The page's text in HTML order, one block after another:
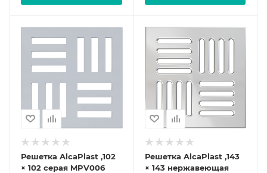
Решетка AlcaPlast ,102
× 102 серая MPV006
Решетка AlcaPlast ,143
× 143 нержавеющая